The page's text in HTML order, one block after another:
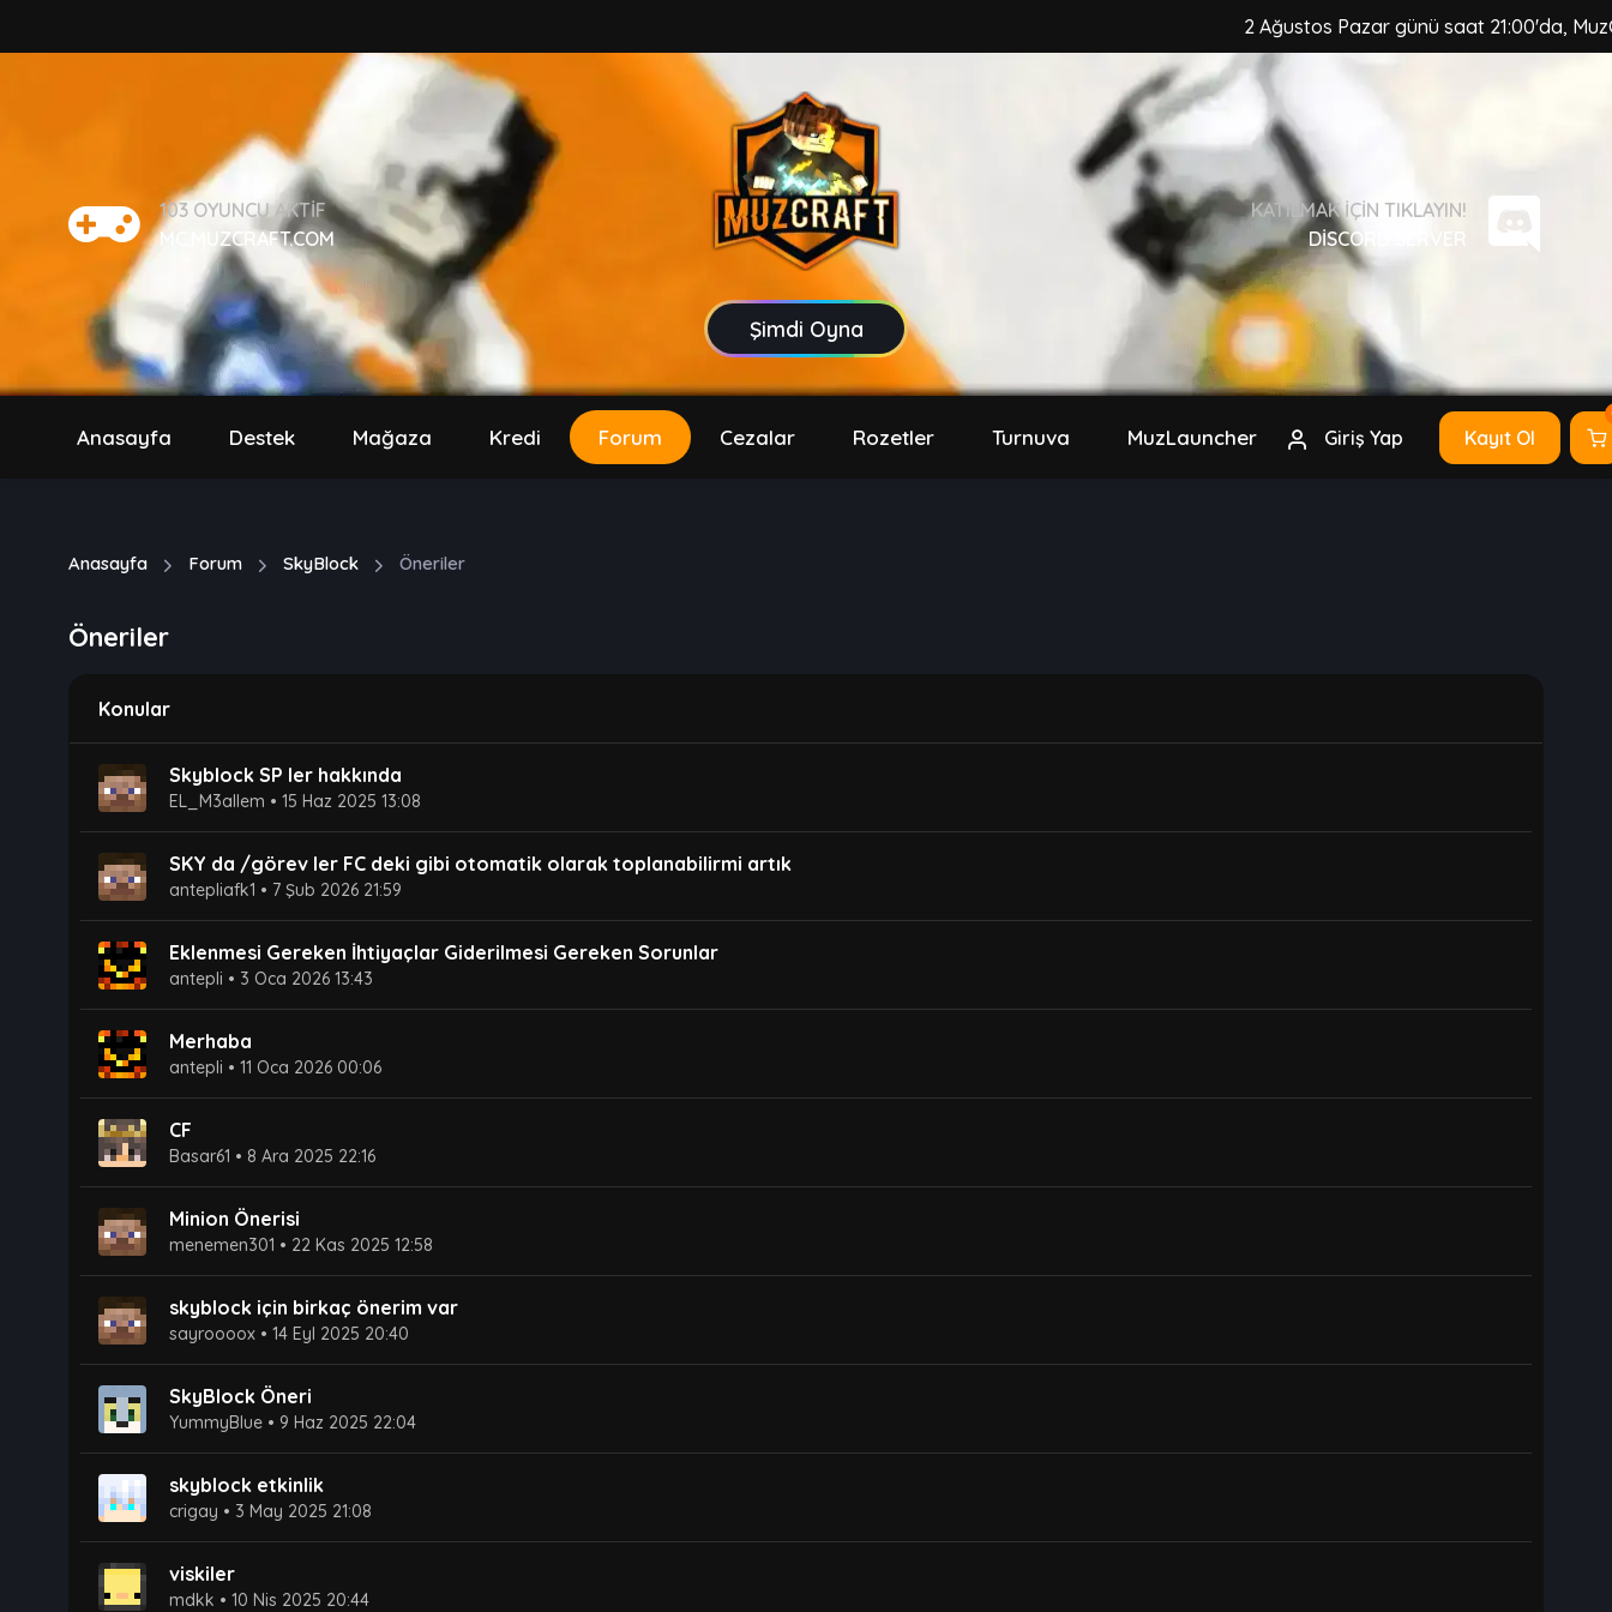
2 Ağustos Pazar günü saat 21:00'da,
103 OYUNCU AKTIF
MC.MUZCRAFT.COM
Şimdi Oyna
KATILMAK IÇIN TIKLAYIN!
DISCORD SERVER
Giriş Yap Kayıt Ol
Anasayfa Destek Mağaza Kredi Forum Cezalar Rozetler Turnuva MuzLauncher
Anasayfa Forum SkyBlock Öneriler
Öneriler
Konular
Skyblock SP ler hakkında
EL_M3allem • 15 Haz 2025 13:08
SKY da /görev ler FC deki gibi otomatik olarak toplanabilirmi artık
antepliafk1 • 7 Şub 2026 21:59
Eklenmesi Gereken İhtiyaçlar Giderilmesi Gereken Sorunlar
antepli • 3 Oca 2026 13:43
Merhaba
antepli • 11 Oca 2026 00:06
CF
Basar61 • 8 Ara 2025 22:16
Minion Önerisi
menemen301 • 22 Kas 2025 12:58
skyblock için birkaç önerim var
sayroooox • 14 Eyl 2025 20:40
SkyBlock Öneri
YummyBlue • 9 Haz 2025 22:04
skyblock etkinlik
crigay • 3 May 2025 21:08
viskiler
mdkk • 10 Nis 2025 20:44